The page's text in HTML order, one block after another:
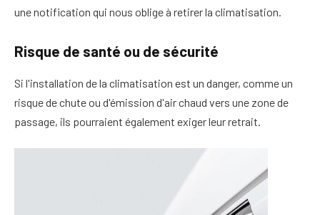
une notification qui nous oblige à retirer la climatisation.
Risque de santé ou de sécurité
Si l'installation de la climatisation est un danger, comme un
risque de chute ou d'émission d'air chaud vers une zone de
passage, ils pourraient également exiger leur retrait.